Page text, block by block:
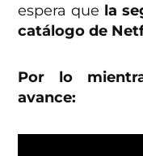
espera que la
catálogo de
Por lo
avance: